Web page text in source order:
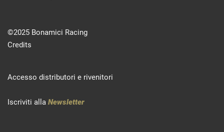
©2025 Bonamici Racing
Credits
Accesso distributori e rivenitori
Iscriviti alla Newsletter